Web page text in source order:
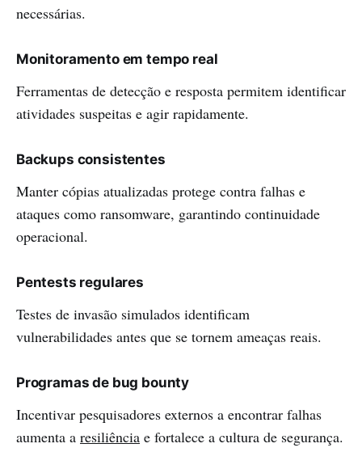
necessárias.
Monitoramento em tempo real
Ferramentas de detecção e resposta permitem identificar
atividades suspeitas e agir rapidamente.
Backups consistentes
Manter cópias atualizadas protege contra falhas e
ataques como ransomware, garantindo continuidade
operacional.
Pentests regulares
Testes de invasão simulados identificam
vulnerabilidades antes que se tornem ameaças reais.
Programas de bug bounty
Incentivar pesquisadores externos a encontrar falhas
aumenta a resiliência e fortalece a cultura de segurança.